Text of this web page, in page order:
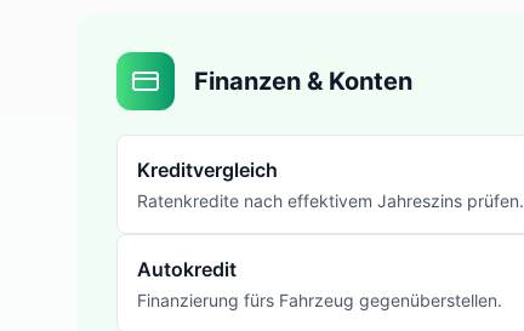
Finanzen & Konten
Kreditvergleich
Ratenkredite nach effektivem Jahreszins prüfen.
Autokredit
Finanzierung fürs Fahrzeug gegenüberstellen.